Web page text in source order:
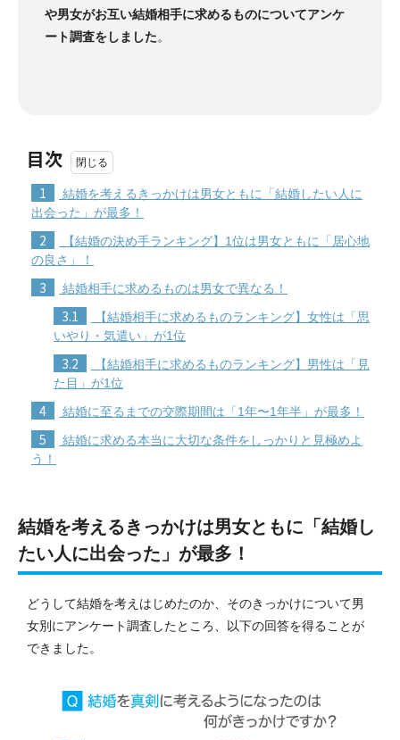
や男女がお互い結婚相手に求めるものについてアンケ
ート調査をしました。
目次
1
結婚を考えるきっかけは男女ともに「結婚したい人に
出会った」が最多！
2
【結婚の決め手ランキング】1位は男女ともに「居心地
の良さ」！
3 結婚相手に求めるものは男女で異なる！
3.1
【結婚相手に求めるものランキング】女性は「思
いやり・気遣い」が1位
3.2
【結婚相手に求めるものランキング】男性は「見
た目」が1位
4 結婚に至るまでの交際期間は「1年〜1年半」が最多！
5
結婚に求める本当に大切な条件をしっかりと見極めよ
う！
結婚を考えるきっかけは男女ともに「結婚し
たい人に出会った」が最多！
どうして結婚を考えはじめたのか、そのきっかけについて男
女別にアンケート調査したところ、以下の回答を得ることが
できました。